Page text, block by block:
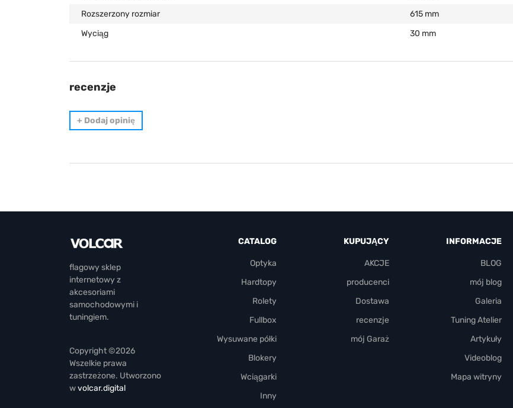
Rozszerzony rozmiar
615 mm
Wyciąg
30 mm
recenzje
+ Dodaj opinię
flagowy sklep
internetowy z
akcesoriami
samochodowymi i
tuningiem.
Copyright ©2026
Wszelkie prawa
zastrzeżone. Utworzono
wvolcar.digital
CATALOG
Optyka
Hardtopy
Rolety
Fullbox
Wysuwane półki
Blokery
Wciągarki
Inny
KUPUJĄCY
AKCJE
producenci
Dostawa
recenzje
mój Garaż
INFORMACJE
BLOG
mój blog
Galeria
Tuning Atelier
Artykuły
Videoblog
Mapa witryny